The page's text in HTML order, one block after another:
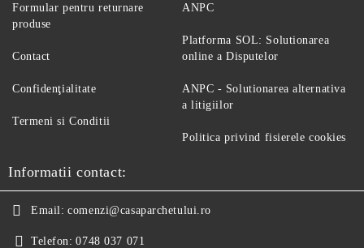
Formular pentru returnare
produse
Contact
Confidenţialitate
Termeni si Conditii
ANPC
Platforma SOL: Solutionarea
online a Disputelor
ANPC - Solutionarea alternativa
a litigiilor
Politica privind fisierele cookies
Informatii contact:
Email: comenzi@casaparchetului.ro
Telefon: 0748 037 071